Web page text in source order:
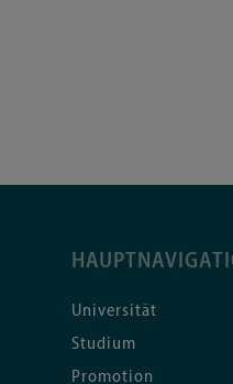
Universität
Studium
Promotion